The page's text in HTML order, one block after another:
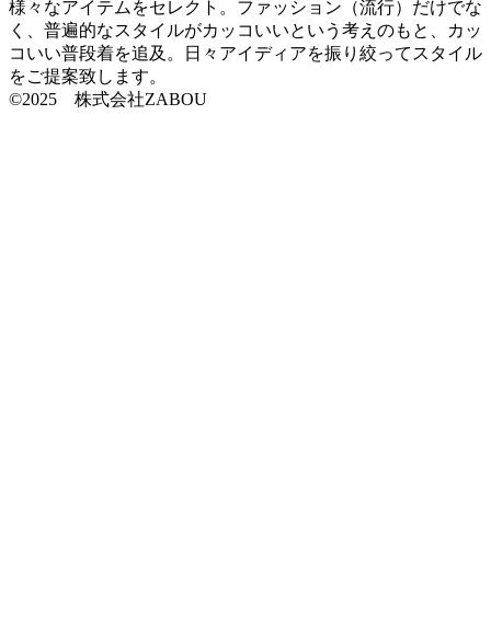
様々なアイテムをセレクト。ファッション（流行）だけでな
く、普遍的なスタイルがカッコいいという考えのもと、カッ
コいい普段着を追及。日々アイディアを振り絞ってスタイル
をご提案致します。
©2025 株式会社ZABOU